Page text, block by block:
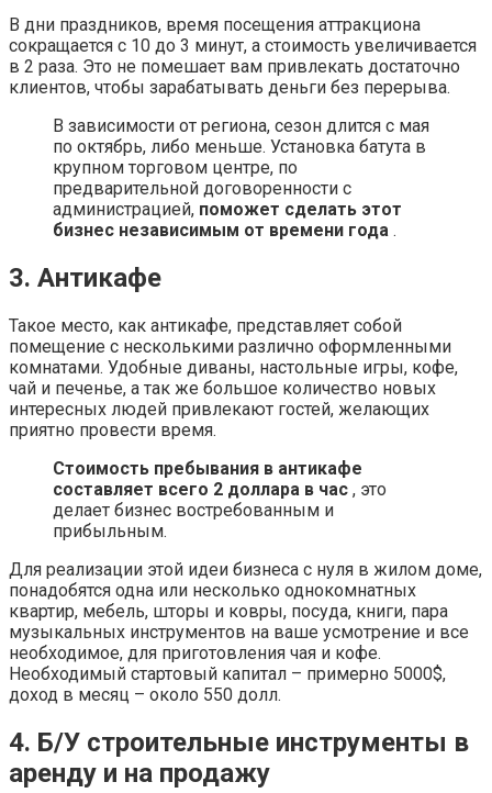
В дни праздников, время посещения аттракциона
сокращается с 10 до 3 минут, а стоимость увеличивается
в 2 раза. Это не помешает вам привлекать достаточно
клиентов, чтобы зарабатывать деньги без перерыва.
В зависимости от региона, сезон длится с мая
по октябрь, либо меньше. Установка батута в
крупном торговом центре, по
предварительной договоренности с
администрацией, поможет сделать этот
бизнес независимым от времени года .
3. Антикафе
Такое место, как антикафе, представляет собой
помещение с несколькими различно оформленными
комнатами. Удобные диваны, настольные игры, кофе,
чай и печенье, а так же большое количество новых
интересных людей привлекают гостей, желающих
приятно провести время.
Стоимость пребывания в антикафе
составляет всего 2 доллара в час , это
делает бизнес востребованным и
прибыльным.
Для реализации этой идеи бизнеса с нуля в жилом доме,
понадобятся одна или несколько однокомнатных
квартир, мебель, шторы и ковры, посуда, книги, пара
музыкальных инструментов на ваше усмотрение и все
необходимое, для приготовления чая и кофе.
Необходимый стартовый капитал – примерно 5000$,
доход в месяц – около 550 долл.
4. Б/У строительные инструменты в
аренду и на продажу